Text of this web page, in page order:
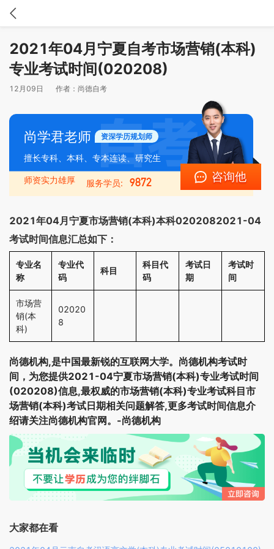
2021年04月宁夏自考市场营销(本科)
专业考试时间(020208)
12月09日 作者： 尚德自考
尚学君老师 资深学历规划师
擅长专科、本科、专本连读、研究生
师资实力雄厚 服务学员: 9872 咨询他
2021年04月宁夏市场营销(本科)本科0202082021-04
考试时间信息汇总如下：
专业名
称
专业代
码
科目
科目代
码
考试日
期
考试时
间
市场营
销(本
科)
02020
8
尚德机构,是中国最新锐的互联网大学。尚德机构考试时
间，为您提供2021-04宁夏市场营销(本科)专业考试时间
(020208)信息,最权威的市场营销(本科)专业考试科目市
场营销(本科)考试日期相关问题解答,更多考试时间信息介
绍请关注尚德机构官网。-尚德机构
大家都在看